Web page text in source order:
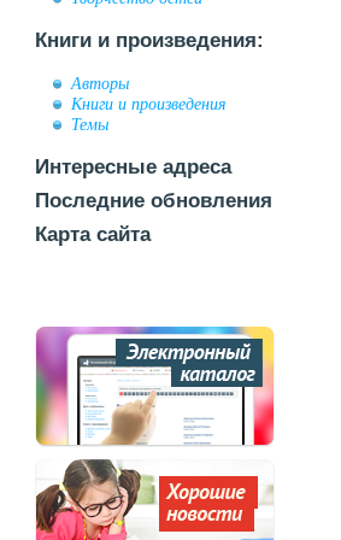
Книги и произведения:
Авторы
Книги и произведения
Темы
Интересные адреса
Последние обновления
Карта сайта